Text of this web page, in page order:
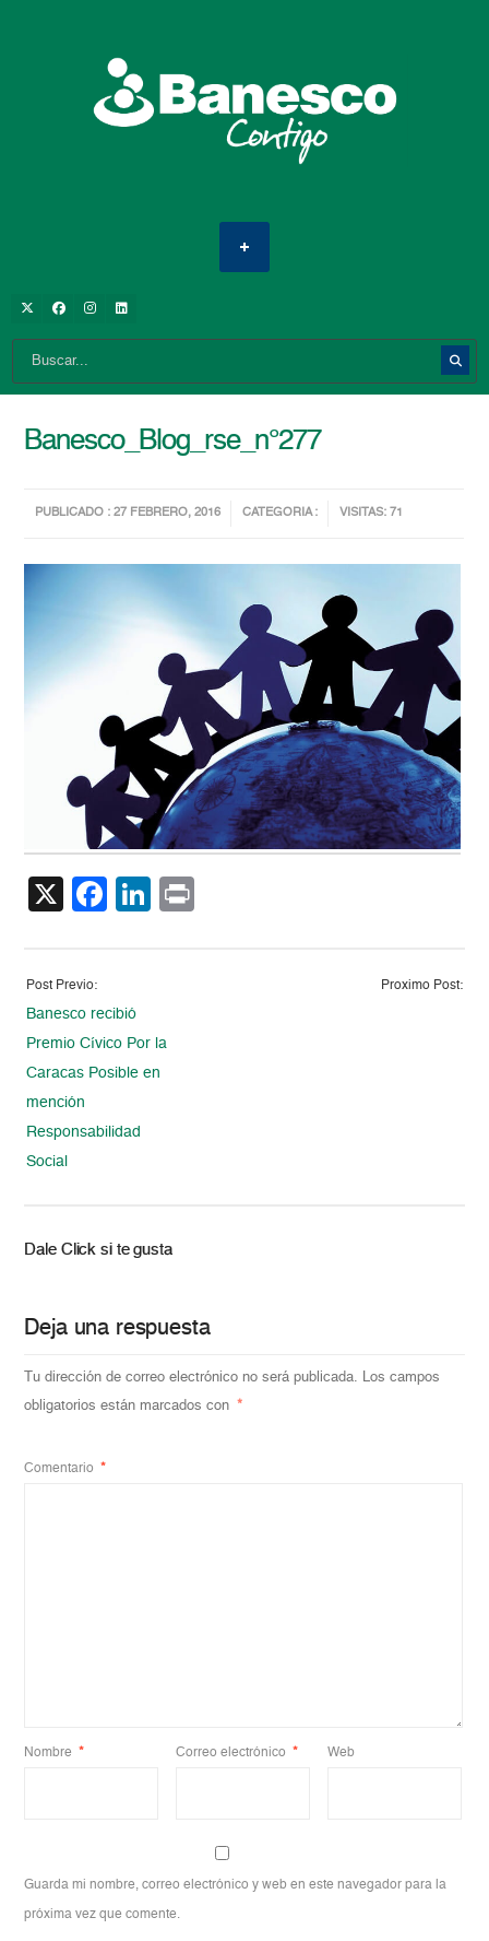
Banesco_Blog_rse_n°277
PUBLICADO : 27 FEBRERO, 2016 CATEGORIA : VISITAS: 71
X Facebook
LinkedIn
Post Previo:
Banesco recibió
Premio Cívico Por la
Caracas Posible en
mención
Responsabilidad
Social
Proximo Post:
Dale Click si te gusta
Deja una respuesta
Tu dirección de correo electrónico no será publicada. Los campos
obligatorios están marcados con *
Comentario *
Nombre * Correo electrónico * Web
Guarda mi nombre, correo electrónico y web en este navegador para la
próxima vez que comente.